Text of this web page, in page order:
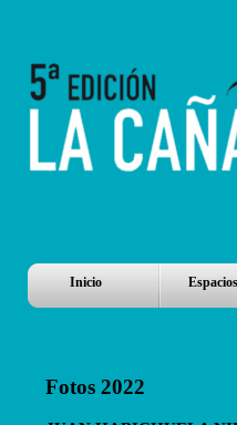
Fotos 2022
Inicio Espacios